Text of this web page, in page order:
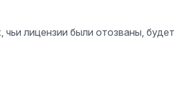
лицензии были отозваны,